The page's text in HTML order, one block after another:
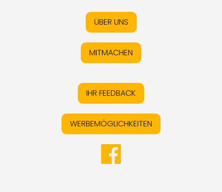
ÜBER UNS
MITMACHEN
IHR FEEDBACK
WERBEMÖGLICHKEITEN